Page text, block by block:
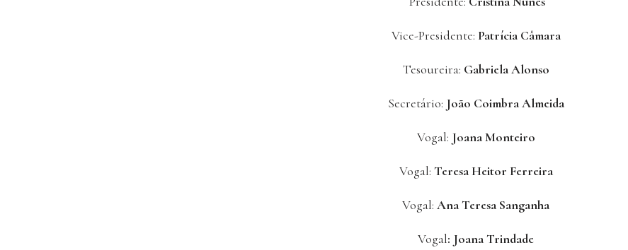
Vice-Presidente: Patrícia Câmara
Tesoureira: Gabriela Alonso
Secretário: João Coimbra Almeida
Vogal: Joana Monteiro
Vogal: Teresa Heitor Ferreira
Vogal: Ana Teresa Sanganha
Vogal: Joana Trindade